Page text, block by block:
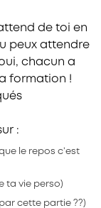
de toi en
peux attendre
chacun a
formation !
:
le repos c’est
ta vie perso)
cette partie ??)